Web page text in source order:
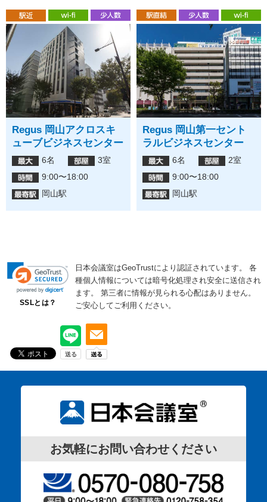
Regus 岡山アクロスキ
ューブビジネスセンター
6名
3室
9:00〜18:00
岡山駅
Regus 岡山第一セント
ラルビジネスセンター
6名
2室
9:00〜18:00
岡山駅
SSLとは？
日本会議室はGeoTrustにより認証されています。
各
種個人情報については暗号化処理され安全に送信され
ます。
第三者に情報が見られる心配はありません。
ご安心してご利用ください。
お気軽にお問い合わせください